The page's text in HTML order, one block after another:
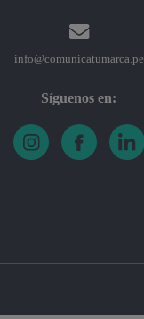
info@comunicatumarca.pe
Síguenos en: